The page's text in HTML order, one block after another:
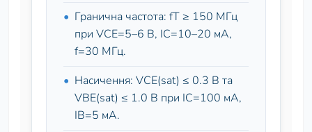
Гранична частота: fT ≥ 150 МГц
при VCE=5–6 В, IC=10–20 мА,
f=30 МГц.
Насичення: VCE(sat) ≤ 0.3 В та
VBE(sat) ≤ 1.0 В при IC=100 мА,
IB=5 мА.